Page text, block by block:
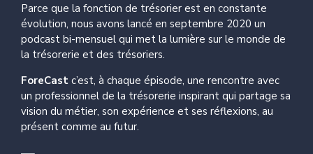
Parce que la fonction de trésorier est en constante
évolution, nous avons lancé en septembre 2020 un
podcast bi-mensuel qui met la lumière sur le monde de
la trésorerie et des trésoriers.
ForeCast c’est, à chaque épisode, une rencontre avec
un professionnel de la trésorerie inspirant qui partage sa
vision du métier, son expérience et ses réflexions, au
présent comme au futur.